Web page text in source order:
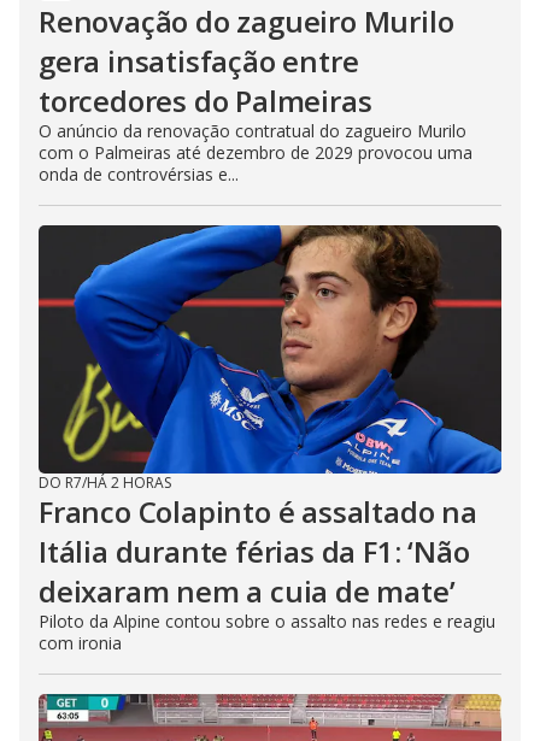
Renovação do zagueiro Murilo
gera insatisfação entre
torcedores do Palmeiras
O anúncio da renovação contratual do zagueiro Murilo
com o Palmeiras até dezembro de 2029 provocou uma
onda de controvérsias e...
DO R7/HÁ 2 HORAS
Franco Colapinto é assaltado na
Itália durante férias da F1: ‘Não
deixaram nem a cuia de mate’
Piloto da Alpine contou sobre o assalto nas redes e reagiu
com ironia